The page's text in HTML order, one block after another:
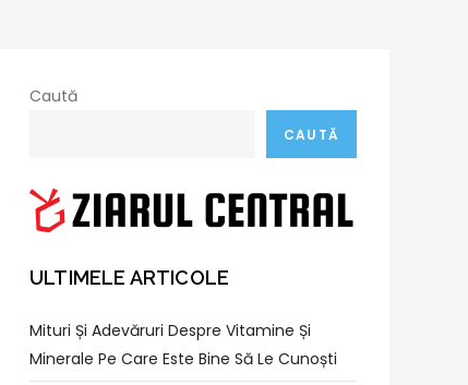
Caută
CAUTĂ
ULTIMELE ARTICOLE
Mituri Și Adevăruri Despre Vitamine Și
Minerale Pe Care Este Bine Să Le Cunoști